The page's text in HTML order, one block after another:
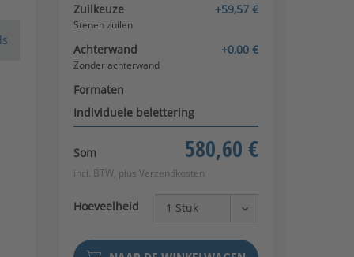
Zuilkeuze +59,57 €
Stenen zuilen
Achterwand +0,00 €
Zonder achterwand
Formaten
Individuele belettering
Som 580,60 €
incl. BTW, plus Verzendkosten
Hoeveelheid